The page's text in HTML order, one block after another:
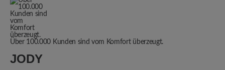
Über 100.000 Kunden sind vom Komfort überzeugt.
JODY